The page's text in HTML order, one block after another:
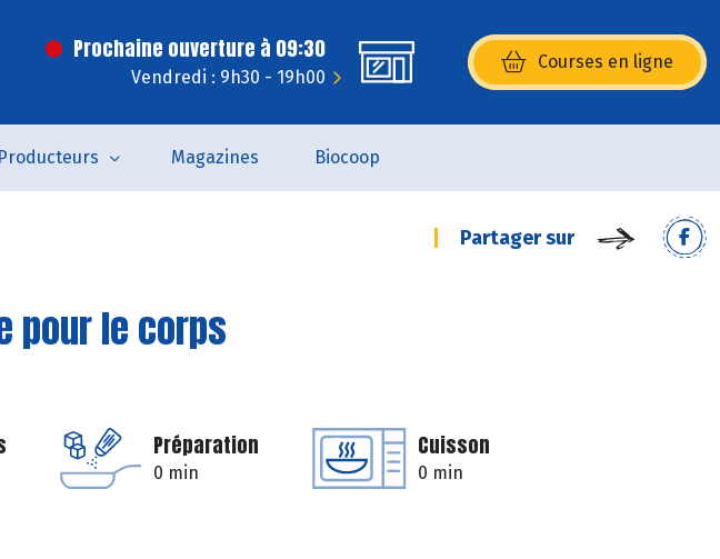
Prochaine ouverture à 09:30
Vendredi : 9h30 - 19h00
Courses en ligne
(s’ouvre dans une nouvelle
Producteurs Magazines Biocoop
Partager sur
pour le corps
Préparation
0 min
Cuisson
0 min